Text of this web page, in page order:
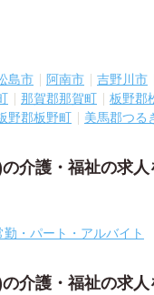
島市 阿南市 吉野川市
那賀郡那賀町 板野郡
野郡板野町 美馬郡つる
介護・福祉の求
勤・パート・アルバイト
介護・福祉の求